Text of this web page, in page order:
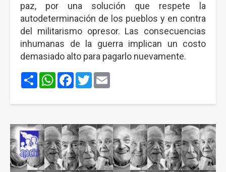
paz, por una solución que respete la
autodeterminación de los pueblos y en contra
del militarismo opresor. Las consecuencias
inhumanas de la guerra implican un costo
demasiado alto para pagarlo nuevamente.
ShareWhatsApp
Facebook
Twitter